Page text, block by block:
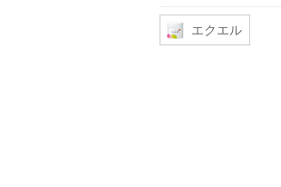
エクエル